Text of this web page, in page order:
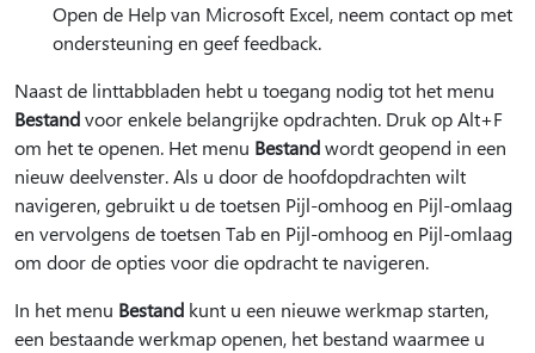
Open de Help van Microsoft Excel, neem contact op met
ondersteuning en geef feedback.
Naast de linttabbladen hebt u toegang nodig tot het menu
Bestandvoor enkele belangrijke opdrachten. Druk op Alt+F
om het te openen. Het menu Bestandwordt geopend in een
nieuw deelvenster. Als u door de hoofdopdrachten wilt
navigeren, gebruikt u de toetsen Pijl-omhoog en Pijl-omlaag
en vervolgens de toetsen Tab en Pijl-omhoog en Pijl-omlaag
om door de opties voor die opdracht te navigeren.
In het menu Bestand kunt u een nieuwe werkmap starten,
een bestaande werkmap openen, het bestand waarmee u